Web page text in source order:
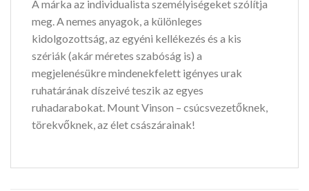
A márka az individualista személyiségeket szólítja
meg. A nemes anyagok, a különleges
kidolgozottság, az egyéni kellékezés és a kis
szériák (akár méretes szabóság is) a
megjelenésükre mindenekfelett igényes urak
ruhatárának díszeivé teszik az egyes
ruhadarabokat. Mount Vinson – csúcsvezetőknek,
törekvőknek, az élet császárainak!